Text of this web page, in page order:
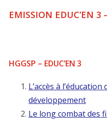
EMISSION EDUC’EN 3
HGGSP – EDUC’EN 3
L’accès à
développement
Le long combat des